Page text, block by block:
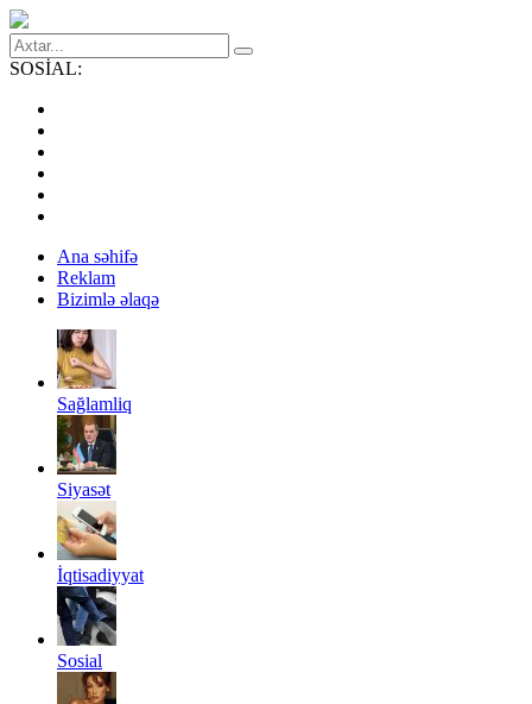
SOSİAL:
Ana səhifə
Reklam
Bizimlə əlaqə
Sağlamliq
Siyasət
İqtisadiyyat
Sosial